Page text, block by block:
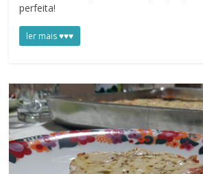
perfeita!
ler mais ♥♥♥